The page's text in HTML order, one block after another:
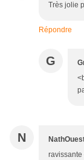
Très jolie
Répondre
G
N
ravissante